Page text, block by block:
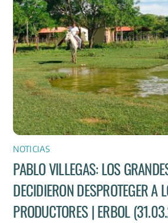
NOTICIAS
PABLO VILLEGAS: LOS
DECIDIERON DESPROTEGER A
PRODUCTORES | ERBOL